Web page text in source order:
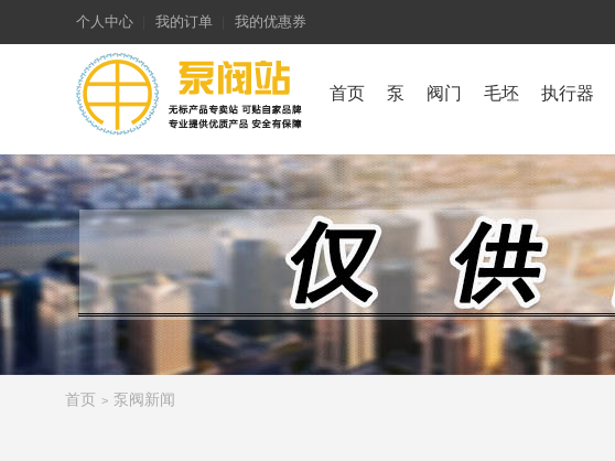
个人中心 我的订单 我的优惠券
首页 泵 阀门 毛坯 执行器
首页 > 泵阀新闻